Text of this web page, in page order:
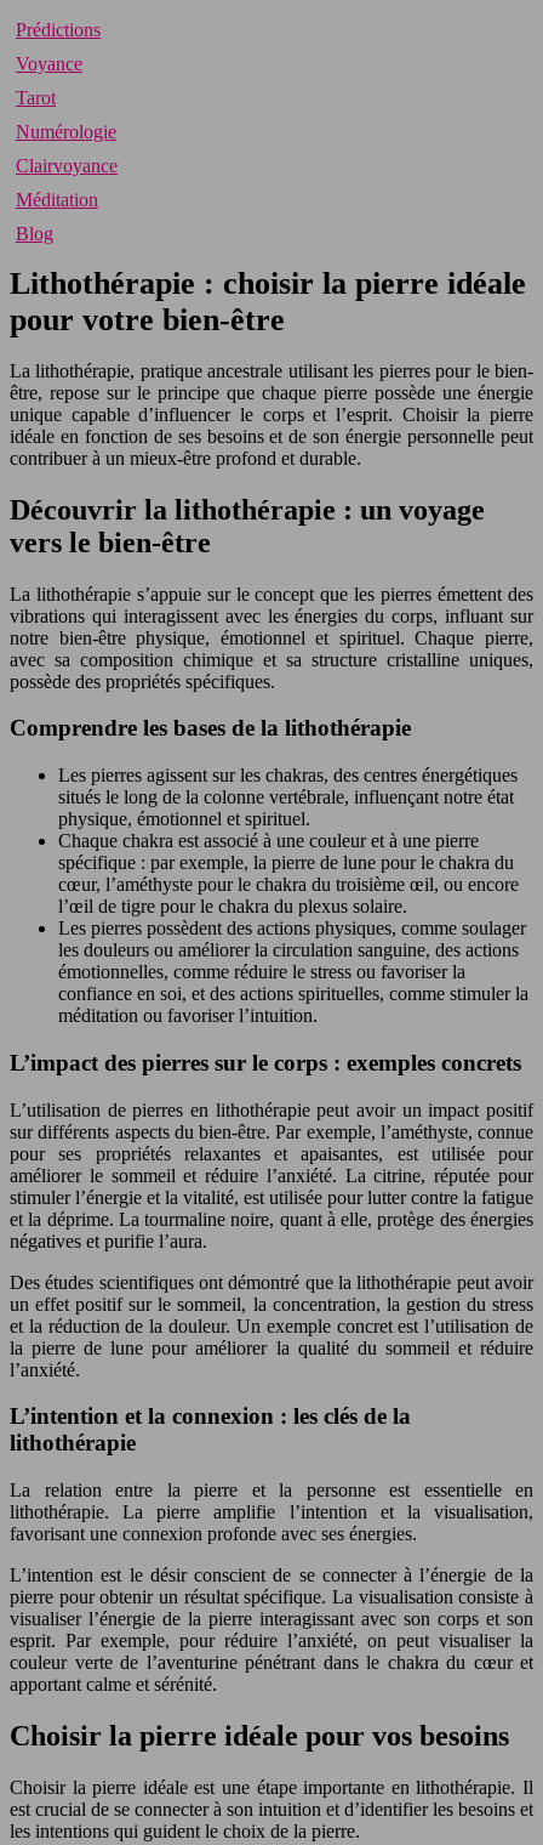
Prédictions
Voyance
Tarot
Numérologie
Clairvoyance
Méditation
Blog
Lithothérapie : choisir la pierre idéale
pour votre bien-être
La lithothérapie, pratique ancestrale utilisant les pierres pour le bien-
être, repose sur le principe que chaque pierre possède une énergie
unique capable d’influencer le corps et l’esprit. Choisir la pierre
idéale en fonction de ses besoins et de son énergie personnelle peut
contribuer à un mieux-être profond et durable.
Découvrir la lithothérapie : un voyage
vers le bien-être
La lithothérapie s’appuie sur le concept que les pierres émettent des
vibrations qui interagissent avec les énergies du corps, influant sur
notre bien-être physique, émotionnel et spirituel. Chaque pierre,
avec sa composition chimique et sa structure cristalline uniques,
possède des propriétés spécifiques.
Comprendre les bases de la lithothérapie
Les pierres agissent sur les chakras, des centres énergétiques
situés le long de la colonne vertébrale, influençant notre état
physique, émotionnel et spirituel.
Chaque chakra est associé à une couleur et à une pierre
spécifique : par exemple, la pierre de lune pour le chakra du
cœur, l’améthyste pour le chakra du troisième œil, ou encore
l’œil de tigre pour le chakra du plexus solaire.
Les pierres possèdent des actions physiques, comme soulager
les douleurs ou améliorer la circulation sanguine, des actions
émotionnelles, comme réduire le stress ou favoriser la
confiance en soi, et des actions spirituelles, comme stimuler la
méditation ou favoriser l’intuition.
L’impact des pierres sur le corps : exemples concrets
L’utilisation de pierres en lithothérapie peut avoir un impact positif
sur différents aspects du bien-être. Par exemple, l’améthyste, connue
pour ses propriétés relaxantes et apaisantes, est utilisée pour
améliorer le sommeil et réduire l’anxiété. La citrine, réputée pour
stimuler l’énergie et la vitalité, est utilisée pour lutter contre la fatigue
et la déprime. La tourmaline noire, quant à elle, protège des énergies
négatives et purifie l’aura.
Des études scientifiques ont démontré que la lithothérapie peut avoir
un effet positif sur le sommeil, la concentration, la gestion du stress
et la réduction de la douleur. Un exemple concret est l’utilisation de
la pierre de lune pour améliorer la qualité du sommeil et réduire
l’anxiété.
L’intention et la connexion : les clés de la
lithothérapie
La relation entre la pierre et la personne est essentielle en
lithothérapie. La pierre amplifie l’intention et la visualisation,
favorisant une connexion profonde avec ses énergies.
L’intention est le désir conscient de se connecter à l’énergie de la
pierre pour obtenir un résultat spécifique. La visualisation consiste à
visualiser l’énergie de la pierre interagissant avec son corps et son
esprit. Par exemple, pour réduire l’anxiété, on peut visualiser la
couleur verte de l’aventurine pénétrant dans le chakra du cœur et
apportant calme et sérénité.
Choisir la pierre idéale pour vos besoins
Choisir la pierre idéale est une étape importante en lithothérapie. Il
est crucial de se connecter à son intuition et d’identifier les besoins et
les intentions qui guident le choix de la pierre.